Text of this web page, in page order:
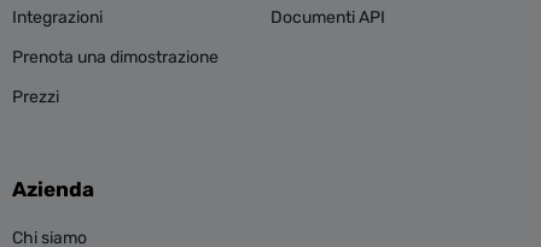
Integrazioni
Prenota una dimostrazione
Prezzi
Documenti API
Azienda
Chi siamo